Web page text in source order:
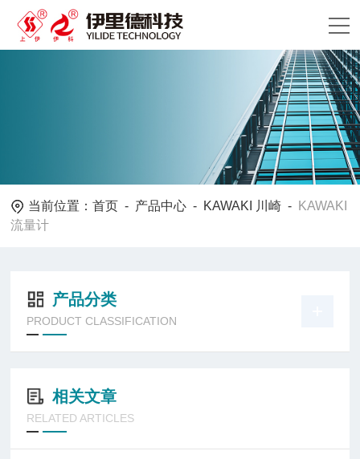
当前位置：首页 - 产品中心 - KAWAKI 川崎 -
KAWAKI
流量计
产品分类
PRODUCT CLASSIFICATION
相关文章
RELATED ARTICLES